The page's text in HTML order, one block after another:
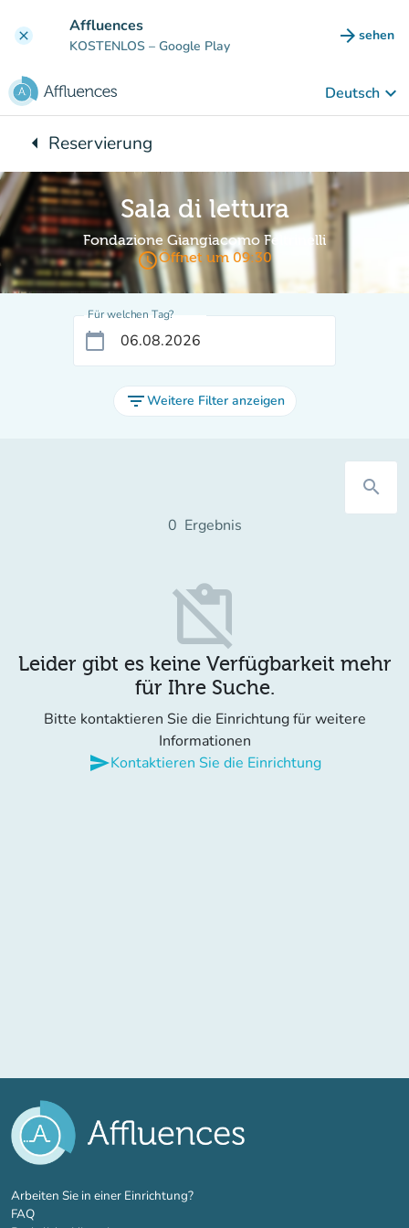
clear Affluences
KOSTENLOS – Google Play arrow_forward sehen
(new
Deutsch keyboard_arrow_down
arrow_leftZurück zu:
Reservierung
Sala di lettura
Fondazione Giangiacomo Feltrinelli
access_timeÖffnet um 09:30
Für welchen Tag?
calendar_today
filter_listWeitere Filter anzeigen
search
0 Ergebnis
content_paste_off
Leider gibt es keine Verfügbarkeit mehr
für Ihre Suche.
Bitte kontaktieren Sie die Einrichtung für weitere
Informationen
sendKontaktieren Sie die Einrichtung
Arbeiten Sie in einer Einrichtung?(new tab)
FAQ